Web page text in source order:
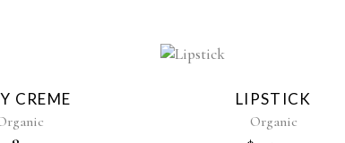
CREME LIPSTICK
Organic